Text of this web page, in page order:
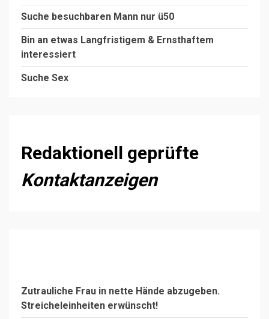
Suche besuchbaren Mann nur ü50
Bin an etwas Langfristigem & Ernsthaftem
interessiert
Suche Sex
Redaktionell geprüfte
Kontaktanzeigen
Zutrauliche Frau in nette Hände abzugeben.
Streicheleinheiten erwünscht!